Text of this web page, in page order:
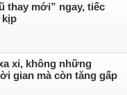
thay mới” ngay, tiếc
kịp
xỉ, không những
gian mà còn tăng gấp